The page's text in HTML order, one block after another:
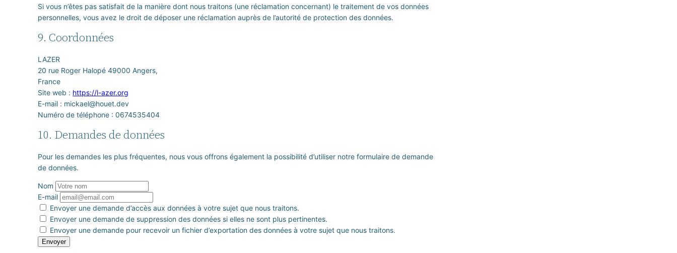
Si vous n’êtes pas satisfait de la manière dont nous traitons (une réclamation concernant) le traitement de vos données
personnelles, vous avez le droit de déposer une réclamation auprès de l’autorité de protection des données.
9. Coordonnées
LAZER
20 rue Roger Halopé 49000 Angers,
France
Site web : https://l-azer.org
E-mail : mickael@houet.dev
Numéro de téléphone : 0674535404
10. Demandes de données
Pour les demandes les plus fréquentes, nous vous offrons également la possibilité d’utiliser notre formulaire de demande
de données.
Nom
E-mail
Envoyer une demande d’accès aux données à votre sujet que nous traitons.
Envoyer une demande de suppression des données si elles ne sont plus pertinentes.
Envoyer une demande pour recevoir un fichier d’exportation des données à votre sujet que nous traitons.